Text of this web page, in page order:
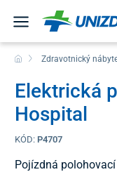
Zdravotnický
Elektrická
Hospital
KÓD: P4707
Pojízdná